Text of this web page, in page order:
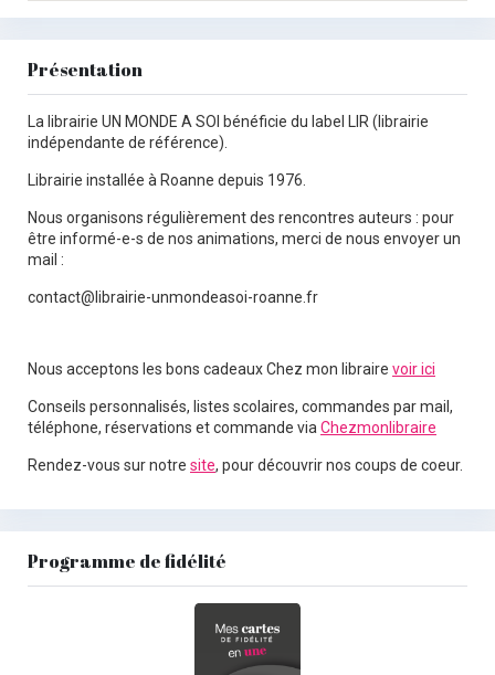
Présentation
La librairie UN MONDE A SOI bénéficie du label LIR (librairie
indépendante de référence).
Librairie installée à Roanne depuis 1976.
Nous organisons régulièrement des rencontres auteurs : pour
être informé-e-s de nos animations, merci de nous envoyer un
mail :
contact@librairie-unmondeasoi-roanne.fr
Nous acceptons les bons cadeaux Chez mon libraire voir ici
Conseils personnalisés, listes scolaires, commandes par mail,
téléphone, réservations et commande via Chezmonlibraire
Rendez-vous sur notre site, pour découvrir nos coups de coeur.
Programme de fidélité